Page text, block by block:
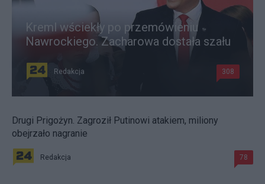
Kreml wściekły po przemówieniu
Nawrockiego. Zacharowa dostała szału
Redakcja 308
Drugi Prigożyn. Zagroził Putinowi atakiem, miliony
obejrzało nagranie
Redakcja 78